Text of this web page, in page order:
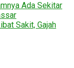
Ada Sekitar
Sakit, Gajah